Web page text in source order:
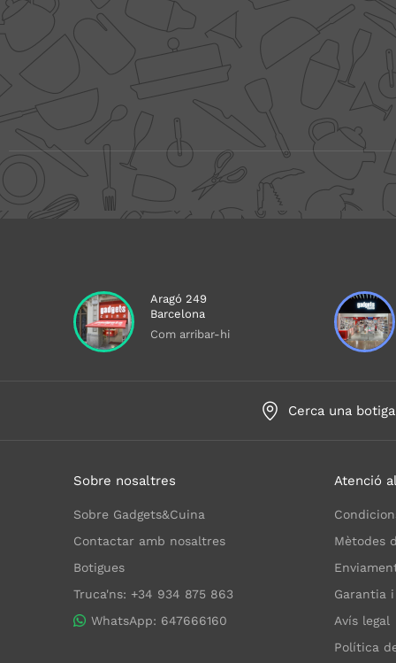
Aragó 249
Barcelona
Com arribar-hi
Cerca una botiga
Sobre nosaltres
Sobre Gadgets&Cuina
Contactar amb nosaltres
Botigues
Truca'ns: +34 934 875 863
WhatsApp: 647666160
Atenció
Mètodes
Garantia
Avís legal
Política